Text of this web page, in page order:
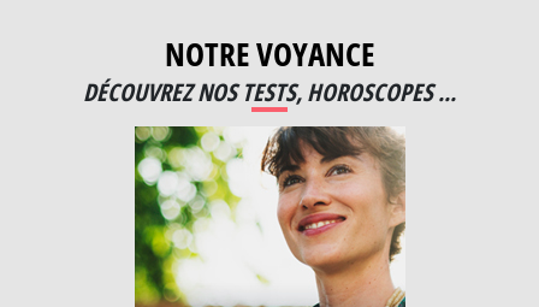
NOTRE VOYANCE
DÉCOUVREZ NOS TESTS, HOROSCOPES ...